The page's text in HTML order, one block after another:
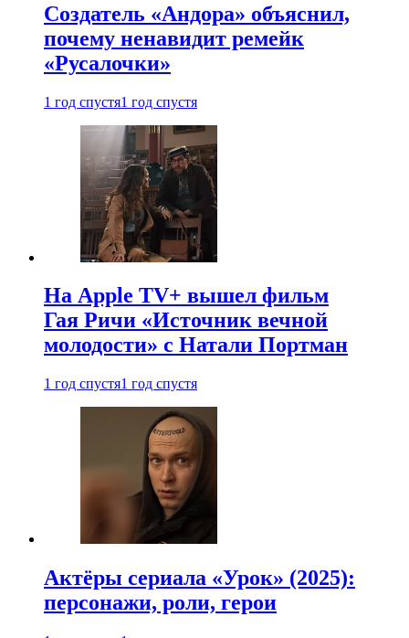
Создатель «Андора» объяснил,
почему ненавидит ремейк
«Русалочки»
1 год спустя1 год спустя
На Apple TV+ вышел фильм
Гая Ричи «Источник вечной
молодости» с Натали Портман
1 год спустя1 год спустя
Актёры сериала «Урок» (2025):
персонажи, роли, герои